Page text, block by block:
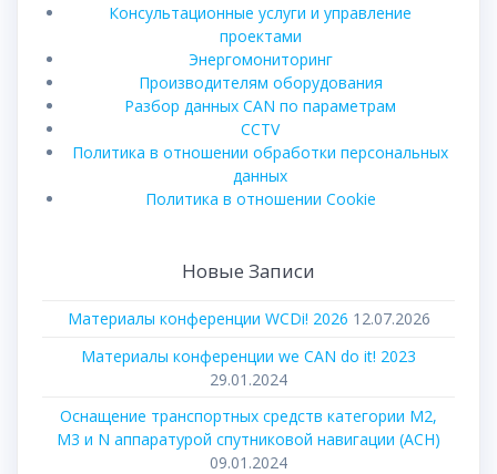
Консультационные услуги и управление
проектами
Энергомониторинг
Производителям оборудования
Разбор данных CAN по параметрам
CCTV
Политика в отношении обработки персональных
данных
Политика в отношении Cookie
Новые Записи
Материалы конференции WCDi! 2026 12.07.2026
Материалы конференции we CAN do it! 2023
29.01.2024
Оснащение транспортных средств категории М2,
М3 и N аппаратурой спутниковой навигации (АСН)
09.01.2024